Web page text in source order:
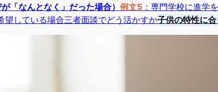
が「なんとなく」だった場合） 例文5 ：専門学校に進学
望している場合三者面談でどう活かすか子供の特性に